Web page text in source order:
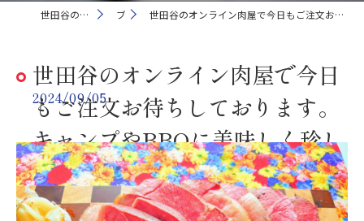
世田谷の肉屋ならLa Boucherie Louis ブログ 世田谷のオンライン肉屋で今日もご注文お待ちしております。キャンプやBBQに美味しく珍しい輸入牛を是非ご賞味ください！新たな発見が…
世田谷のオンライン肉屋で今日
もご注文お待ちしております。
キャンプやBBQに美味しく珍し
い輸入牛を是非ご賞味くださ
い！新たな発見が…
2024/09/05